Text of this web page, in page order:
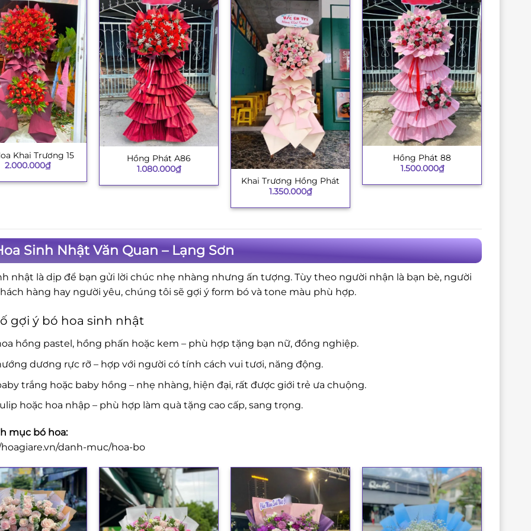
Khai Trương 15
2.000.000₫
Hồng Phát A86
1.080.000₫
+
Khai Trương Hồng Phát
1.350.000₫
Hồng Phát 88
1.500.000₫
Sinh Nhật Văn Quan – Lạng Sơn
nhật là dịp để bạn gửi lời chúc nhẹ nhàng nhưng ấn tượng. Tùy theo người nhận là bạn bè, người
hàng hay người yêu, chúng tôi sẽ gợi ý form bó và tone màu phù hợp.
gợi ý bó hoa sinh nhật
hồng pastel, hồng phấn hoặc kem – phù hợp tặng bạn nữ, đồng nghiệp.
dương rực rỡ – hợp với người có tính cách vui tươi, năng động.
trắng hoặc baby hồng – nhẹ nhàng, hiện đại, rất được giới trẻ ưa chuộng.
hoặc hoa nhập – phù hợp làm quà tặng cao cấp, sang trọng.
mục bó hoa:
danh-muc/hoa-bo